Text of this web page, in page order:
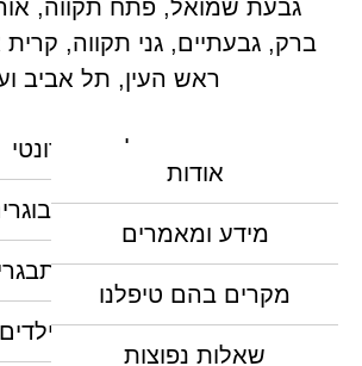
גבעת שמואל, פתח תקווה, אור
ברק, גבעתיים, גני תקווה, קרית
ראש העין, תל אביב
טיפול אורתודונטי
יישור שיניים
יישור שיניים
יישור שיניים לילדים
אודות
מידע ומאמרים
מקרים בהם טיפלנו
שאלות נפוצות